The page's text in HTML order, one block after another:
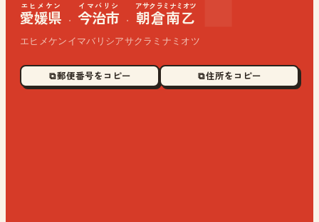
愛媛県
エヒメケン
· 今治市
イマバリシ
· 朝倉南乙
アサクラミナミオツ
エヒメケンイマバリシアサクラミナミオツ
⧉ 郵便番号をコピー ⧉ 住所をコピー